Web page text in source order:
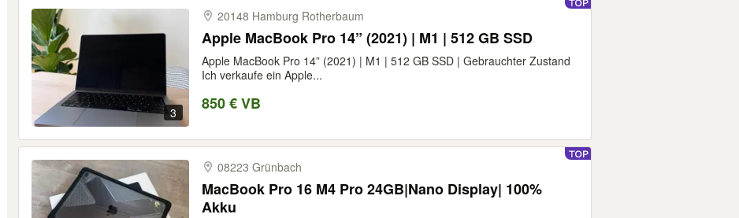
3
20148 Hamburg Rotherbaum
Apple MacBook Pro 14” (2021) | M1 | 512 GB SSD
Apple MacBook Pro 14” (2021) | M1 | 512 GB SSD | Gebrauchter Zustand
Ich verkaufe ein Apple...
850 € VB
08223 Grünbach
MacBook Pro 16 M4 Pro 24GB|Nano Display| 100%
Akku